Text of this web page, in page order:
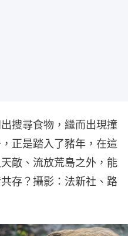
搜尋食物，繼而出現撞
正是踏入了豬年，在這
敵、流放荒島之外，能
存？攝影：法新社、路